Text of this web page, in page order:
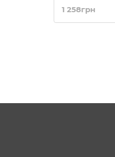
1 258грн